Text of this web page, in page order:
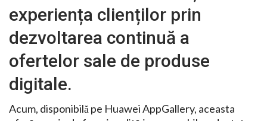
experiența clienților prin
dezvoltarea continuă a
ofertelor sale de produse
digitale.
Acum, disponibilă pe Huawei AppGallery, aceasta